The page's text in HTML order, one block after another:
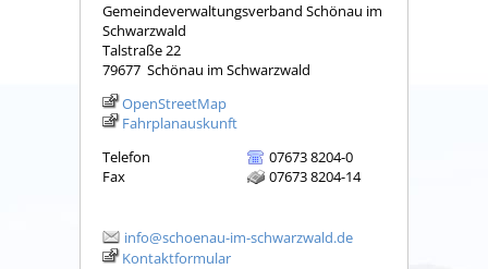
Gemeindeverwaltungsverband Schönau im
Schwarzwald
Talstraße 22
79677 Schönau im Schwarzwald
OpenStreetMap
Fahrplanauskunft
Telefon
07673 8204-0
Fax
07673 8204-14
info@schoenau-im-schwarzwald.de
Kontaktformular